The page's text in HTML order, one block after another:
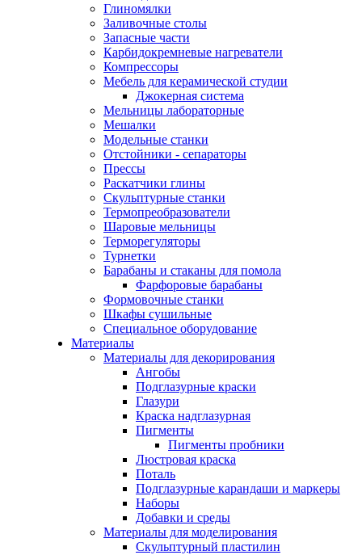
Глиномялки
Заливочные столы
Запасные части
Карбидокремневые нагреватели
Компрессоры
Мебель для керамической студии
Джокерная система
Мельницы лабораторные
Мешалки
Модельные станки
Отстойники - сепараторы
Прессы
Раскатчики глины
Скульптурные станки
Термопреобразователи
Шаровые мельницы
Терморегуляторы
Турнетки
Барабаны и стаканы для помола
Фарфоровые барабаны
Формовочные станки
Шкафы сушильные
Специальное оборудование
Материалы
Материалы для декорирования
Ангобы
Подглазурные краски
Глазури
Краска надглазурная
Пигменты
Пигменты пробники
Люстровая краска
Поталь
Подглазурные карандаши и маркеры
Наборы
Добавки и среды
Материалы для моделирования
Скульптурный пластилин